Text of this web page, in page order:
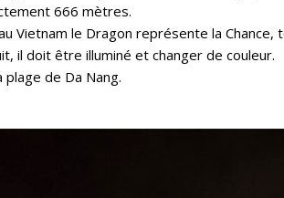
666 mètres.
Vietnam le Dragon représente la Chance,
il doit être illuminé et changer de couleur.
plage de Da Nang.